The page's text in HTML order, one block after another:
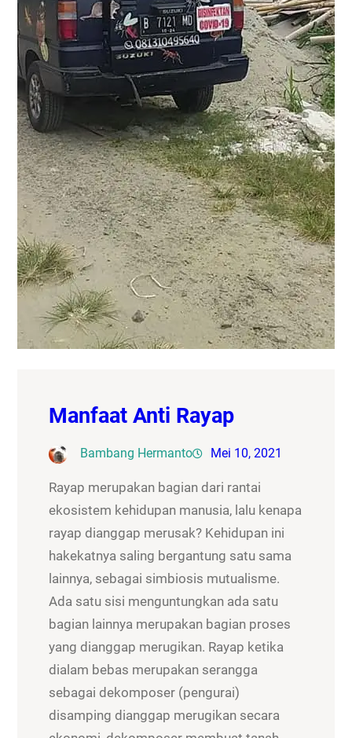
Manfaat Anti Rayap
Bambang Hermanto Mei 10, 2021
Rayap merupakan bagian dari rantai
ekosistem kehidupan manusia, lalu kenapa
rayap dianggap merusak? Kehidupan ini
hakekatnya saling bergantung satu sama
lainnya, sebagai simbiosis mutualisme.
Ada satu sisi menguntungkan ada satu
bagian lainnya merupakan bagian proses
yang dianggap merugikan. Rayap ketika
dialam bebas merupakan serangga
sebagai dekomposer (pengurai)
disamping dianggap merugikan secara